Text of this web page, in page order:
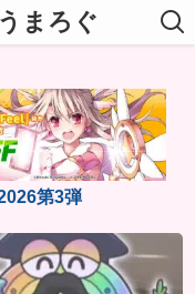
まろぐ
第3弾